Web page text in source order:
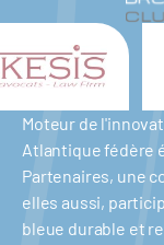
Moteur de
Atlantique fédère
Partenaires, une
elles aussi,
bleue durable et